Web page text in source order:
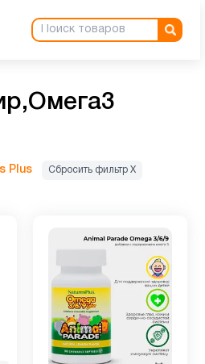
Plus Сбросить фильтр Х